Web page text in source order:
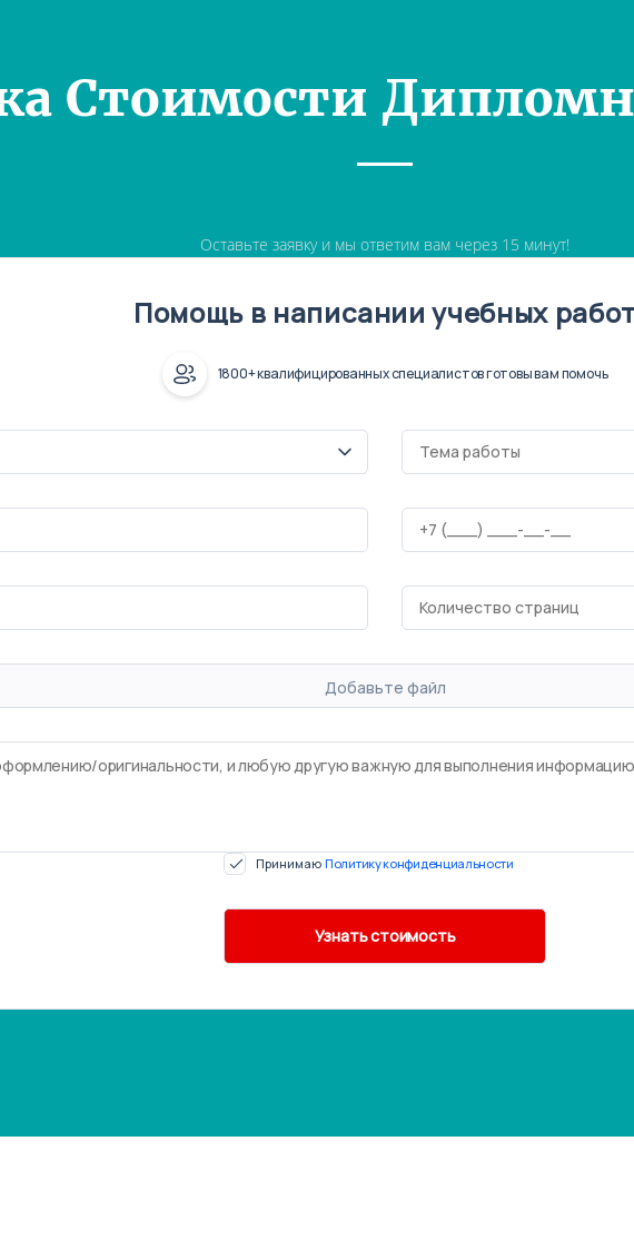
Стоимости
Оставьте заявку и мы ответим вам через 15 минут!
Помощь в написании учебных
1800+ квалифицированных специалистов готовы вам помочь
Добавьте файл
Принимаю Политику конфиденциальности